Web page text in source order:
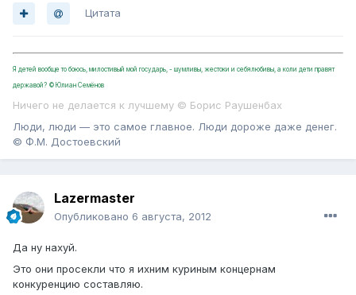
Цитата
Я детей вообще то боюсь, милостивый мой государь, - шумливы, жестоки и себялюбивы, а коли дети правят
державой? ©Юлиан Семёнов
Ничего не делается к лучшему © Борис Раушенбах
Люди, люди — это самое главное. Люди дороже даже денег.
© Ф.М. Достоевский
Lazermaster
Опубликовано 6 августа, 2012
Да ну нахуй.
Это они просекли что я ихним куриным концернам
конкуренцию составляю.